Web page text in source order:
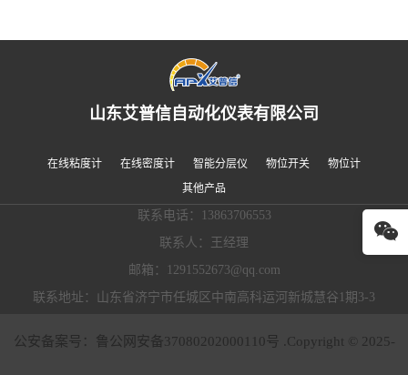
山东艾普信自动化仪表有限公司
在线粘度计 在线密度计 智能分层仪 物位开关
物位计
其他产品
联系电话：13863706553
联系人：王经理
邮箱：1291552673@qq.com
联系地址：山东省济宁市任城区中南高科运河新城慧谷1期3-3
公安备案号：鲁公网安备37080202000110号 .Copyright © 2025-